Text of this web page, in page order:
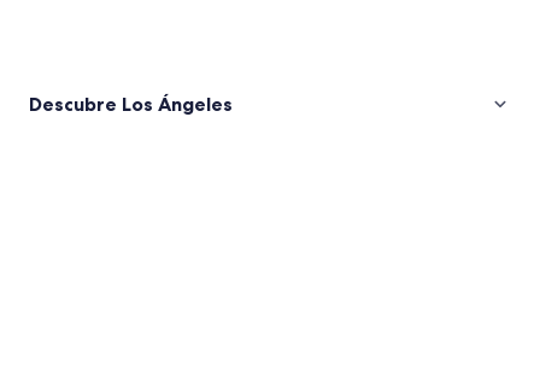
Descubre Los Ángeles